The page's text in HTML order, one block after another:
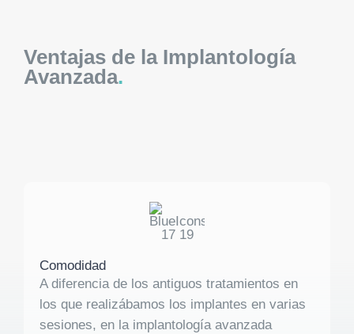
Ventajas de la Implantología
Avanzada.
Comodidad
A diferencia de los antiguos tratamientos en
los que realizábamos los implantes en varias
sesiones, en la implantología avanzada